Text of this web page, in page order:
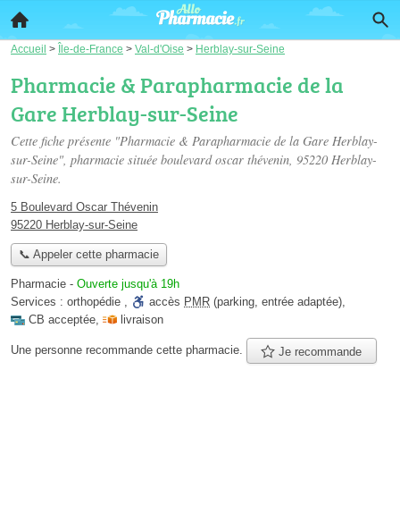
Accueil > Île-de-France > Val-d'Oise > Herblay-sur-Seine
Pharmacie & Parapharmacie de la
Gare Herblay-sur-Seine
Cette fiche présente "Pharmacie & Parapharmacie de la Gare Herblay-
sur-Seine", pharmacie située boulevard oscar thévenin, 95220 Herblay-
sur-Seine.
5 Boulevard Oscar Thévenin
95220 Herblay-sur-Seine
📞 Appeler cette pharmacie
Pharmacie - Ouverte jusqu'à 19h
Services : orthopédie , accès PMR (parking, entrée adaptée),
CB acceptée, livraison
Une personne recommande cette pharmacie. Je recommande